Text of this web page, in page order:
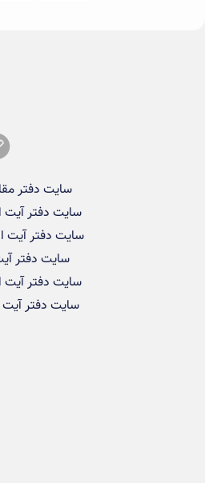
سایت دفتر
سایت دفتر آیت
سایت دفتر آیت
سایت دفتر
سایت دفتر آیت
سایت دفتر آیت